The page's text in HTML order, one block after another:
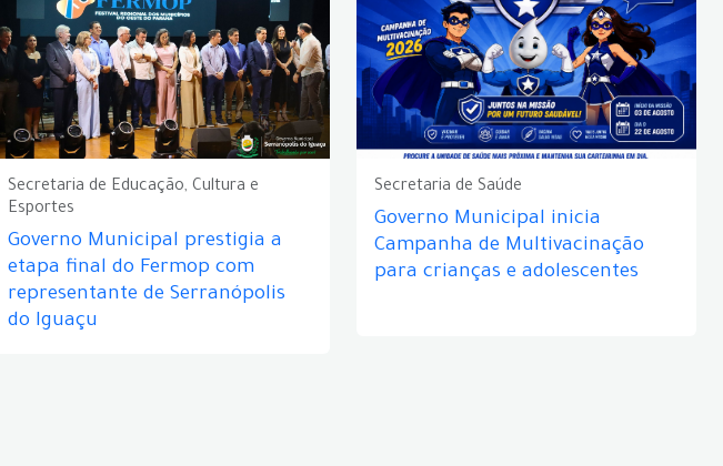
Secretaria de Educação, Cultura e
Esportes
Governo Municipal prestigia a
etapa final do Fermop com
representante de Serranópolis
do Iguaçu
Secretaria de Saúde
Governo Municipal inicia
Campanha de Multivacinação
para crianças e adolescentes